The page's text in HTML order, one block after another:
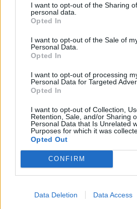
I want to opt-out of the Sharing
personal data.
Opted In
I want to opt-out of the Sale of
Personal Data.
Opted In
I want to opt-out of processing
Personal Data for Targeted
Opted In
I want to opt-out of Collection,
Retention, Sale, and/or Sharing
Personal Data that Is Unrelated
Purposes for which it was
Opted Out
CONFIRM
Data Deletion Data Access
Arbeitsweise werden.
Kunstwerke im Laufe der Zeit
Daniel Arsham:
eigenen Zeit arbeiten. Wenn wir ein
Renaissance anschauen, dann ist
viele davon sind unmöglich für uns
verstehen. Meine Arbeit wird in
Wirkung haben.
Welche Voraussetzungen
ist ja, dass dies niemals die Absicht